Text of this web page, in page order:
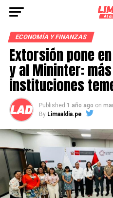
ECONOMÍA Y FINANZAS
Extorsión pone
y al Mininter:
instituciones
Published 1 año ago on
By Limaaldia.pe